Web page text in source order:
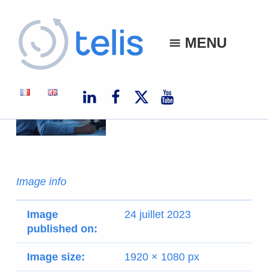
MENU
Image info
Image
published on:
24 juillet 2023
Image size: 1920 × 1080 px